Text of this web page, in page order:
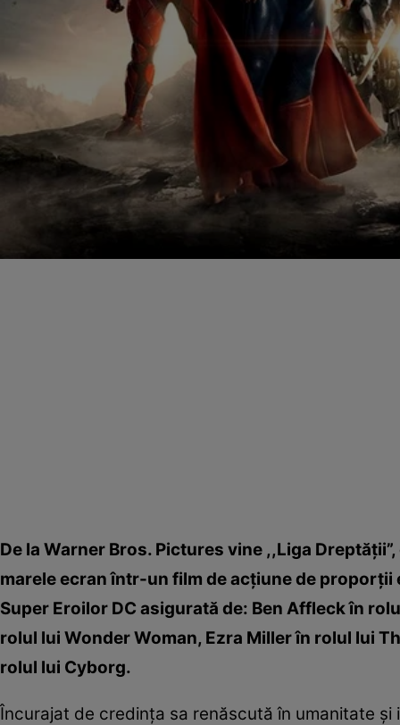
De la Warner Bros. Pictures vine ,,Liga
marele ecran într-un film de acţiune de
Super Eroilor DC asigurată de: Ben Affleck în
rolul lui Wonder Woman, Ezra Miller în rolul lui
rolul lui Cyborg.
Încurajat de credinţa sa renăscută în umanitate